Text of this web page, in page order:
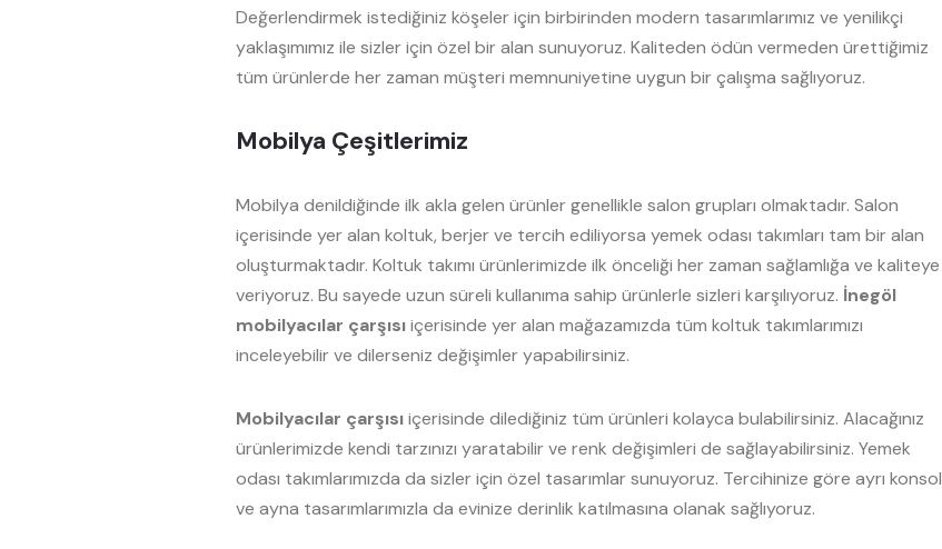
Değerlendirmek istediğiniz köşeler için birbirinden modern tasarımlarımız ve yenilikçi
yaklaşımımız ile sizler için özel bir alan sunuyoruz. Kaliteden ödün vermeden ürettiğimiz
tüm ürünlerde her zaman müşteri memnuniyetine uygun bir çalışma sağlıyoruz.
Mobilya Çeşitlerimiz
Mobilya denildiğinde ilk akla gelen ürünler genellikle salon grupları olmaktadır. Salon
içerisinde yer alan koltuk, berjer ve tercih ediliyorsa yemek odası takımları tam bir alan
oluşturmaktadır. Koltuk takımı ürünlerimizde ilk önceliği her zaman sağlamlığa ve kaliteye
veriyoruz. Bu sayede uzun süreli kullanıma sahip ürünlerle sizleri karşılıyoruz. İnegöl
mobilyacılar çarşısıiçerisinde yer alan mağazamızda tüm koltuk takımlarımızı
inceleyebilir ve dilerseniz değişimler yapabilirsiniz.
Mobilyacılar çarşısıiçerisinde dilediğiniz tüm ürünleri kolayca bulabilirsiniz. Alacağınız
ürünlerimizde kendi tarzınızı yaratabilir ve renk değişimleri de sağlayabilirsiniz. Yemek
odası takımlarımızda da sizler için özel tasarımlar sunuyoruz. Tercihinize göre ayrı konsol
ve ayna tasarımlarımızla da evinize derinlik katılmasına olanak sağlıyoruz.